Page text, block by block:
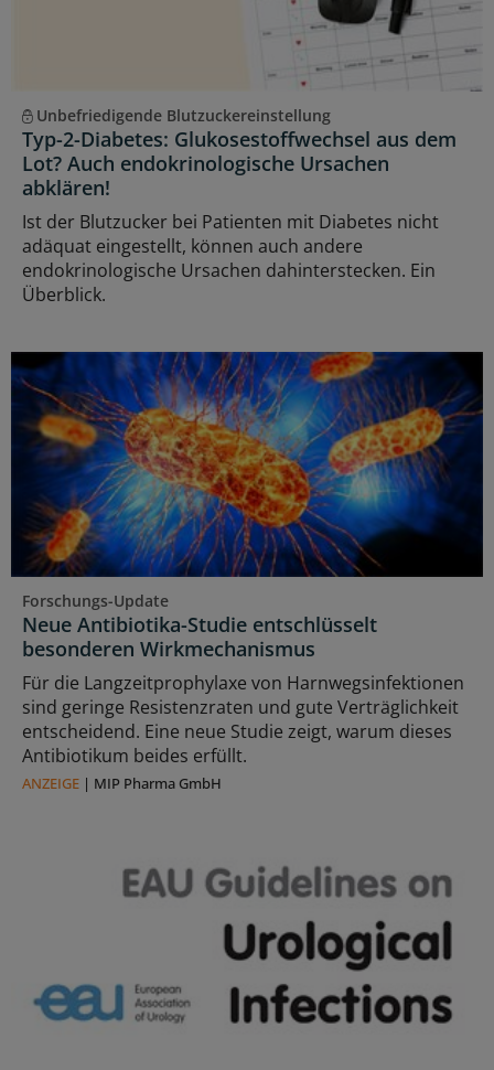
Unbefriedigende Blutzuckereinstellung
Typ-2-Diabetes: Glukosestoffwechsel aus dem
Lot? Auch endokrinologische Ursachen
abklären!
Ist der Blutzucker bei Patienten mit Diabetes nicht
adäquat eingestellt, können auch andere
endokrinologische Ursachen dahinterstecken. Ein
Überblick.
Forschungs-Update
Neue Antibiotika-Studie entschlüsselt
besonderen Wirkmechanismus
Für die Langzeitprophylaxe von Harnwegsinfektionen
sind geringe Resistenzraten und gute Verträglichkeit
entscheidend. Eine neue Studie zeigt, warum dieses
Antibiotikum beides erfüllt.
ANZEIGE | MIP Pharma GmbH